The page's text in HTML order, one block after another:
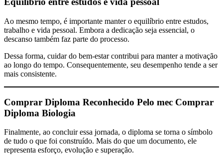
Ao mesmo tempo, é importante manter o equilíbrio entre estudos,
trabalho e vida pessoal. Embora a dedicação seja essencial, o
descanso também faz parte do processo.
Dessa forma, cuidar do bem-estar contribui para manter a motivação
ao longo do tempo. Consequentemente, seu desempenho tende a ser
mais consistente.
Comprar Diploma Reconhecido Pelo mec Comprar
Diploma Biologia
Finalmente, ao concluir essa jornada, o diploma se torna o símbolo
de tudo o que foi construído. Mais do que um documento, ele
representa esforço, evolução e superação.